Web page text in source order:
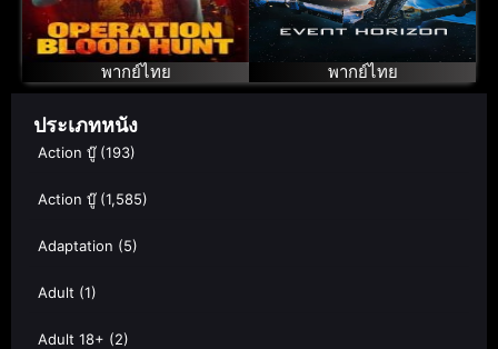
พากย์ไทย
ขอบฟ้า
พากย์ไทย
ประเภทหนัง
Action บู๊(193)
Action บู๊(1,585)
Adaptation (5)
Adult (1)
Adult 18+ (2)